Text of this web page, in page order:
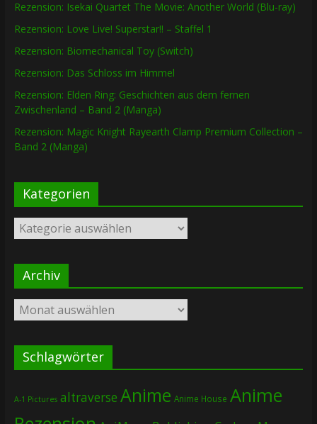
Rezension: Isekai Quartet The Movie: Another World (Blu-ray)
Rezension: Love Live! Superstar!! – Staffel 1
Rezension: Biomechanical Toy (Switch)
Rezension: Das Schloss im Himmel
Rezension: Elden Ring: Geschichten aus dem fernen
Zwischenland – Band 2 (Manga)
Rezension: Magic Knight Rayearth Clamp Premium Collection –
Band 2 (Manga)
Kategorien
Kategorien
Archiv
Archiv
Schlagwörter
A-1 Pictures altraverse Anime Anime House Anime